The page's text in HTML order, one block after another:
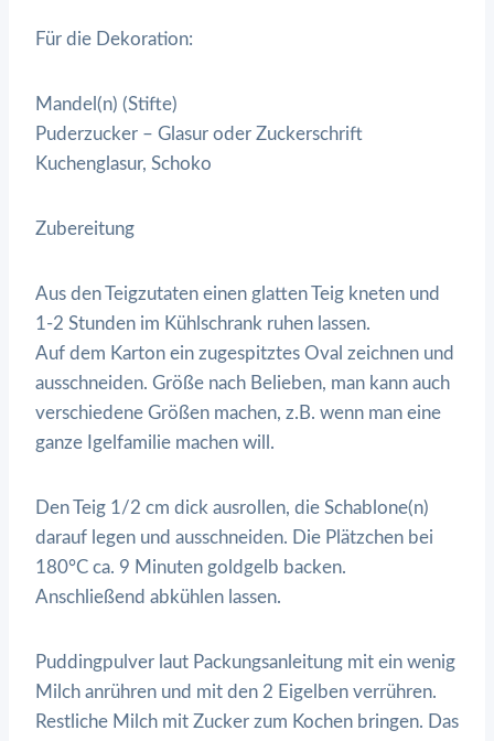
Für die Dekoration:
Mandel(n) (Stifte)
Puderzucker – Glasur oder Zuckerschrift
Kuchenglasur, Schoko
Zubereitung
Aus den Teigzutaten einen glatten Teig kneten und
1-2 Stunden im Kühlschrank ruhen lassen.
Auf dem Karton ein zugespitztes Oval zeichnen und
ausschneiden. Größe nach Belieben, man kann auch
verschiedene Größen machen, z.B. wenn man eine
ganze Igelfamilie machen will.
Den Teig 1/2 cm dick ausrollen, die Schablone(n)
darauf legen und ausschneiden. Die Plätzchen bei
180°C ca. 9 Minuten goldgelb backen.
Anschließend abkühlen lassen.
Puddingpulver laut Packungsanleitung mit ein wenig
Milch anrühren und mit den 2 Eigelben verrühren.
Restliche Milch mit Zucker zum Kochen bringen. Das